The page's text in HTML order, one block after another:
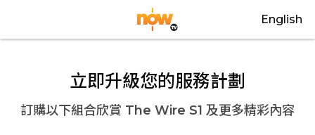
English
立即升級您的服務計劃
訂購以下組合欣賞 The Wire S1 及更多精彩內容